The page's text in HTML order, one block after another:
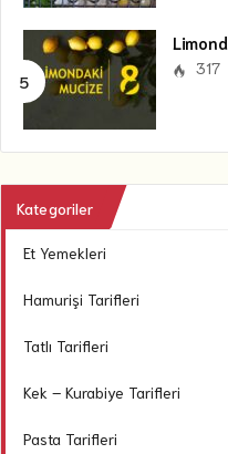
317
Kategoriler
Et Yemekleri
Hamurişi Tarifleri
Tatlı Tarifleri
Kek – Kurabiye Tarifleri
Pasta Tarifleri